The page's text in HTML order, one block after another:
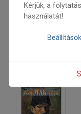
Kérjük, a
használatát!
Beállítások